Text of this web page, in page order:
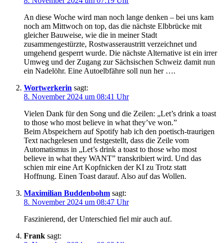
An diese Woche wird man noch lange denken – bei uns kam
noch am Mittwoch on top, das die nächste Elbbrücke mit
gleicher Bauweise, wie die in meiner Stadt
zusammengestürzte, Rostwasseraustritt verzeichnet und
umgehend gesperrt wurde. Die nächste Alternative ist ein irrer
Umweg und der Zugang zur Sächsischen Schweiz damit nun
ein Nadelöhr. Eine Autoelbfähre soll nun her ….
Wortwerkerin sagt:
8. November 2024 um 08:41 Uhr
Vielen Dank für den Song und die Zeilen: „Let’s drink a toast
to those who most believe in what they’ve won.”
Beim Abspeichern auf Spotify hab ich den poetisch-traurigen
Text nachgelesen und festgestellt, dass die Zeile vom
Automatismus in „Let’s drink a toast to those who most
believe in what they WANT” transkribiert wird. Und das
schien mir eine Art Kopfnicken der KI zu Trotz statt
Hoffnung. Einen Toast darauf. Also auf das Wollen.
Maximilian Buddenbohm sagt:
8. November 2024 um 08:47 Uhr
Faszinierend, der Unterschied fiel mir auch auf.
Frank sagt: